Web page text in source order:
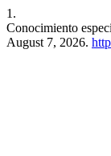
1.
Conocimiento
August 7, 2026.